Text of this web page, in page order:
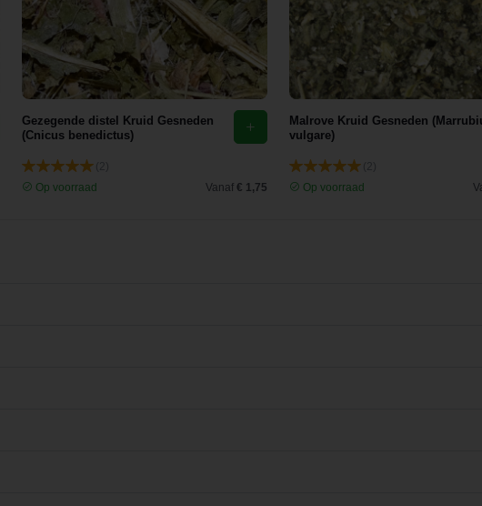
Gezegende distel Kruid Gesneden
(Cnicus benedictus)
Op voorraad
Vanaf € 1,75
Malrove Kruid Gesneden
vulgare)
Op voorraad